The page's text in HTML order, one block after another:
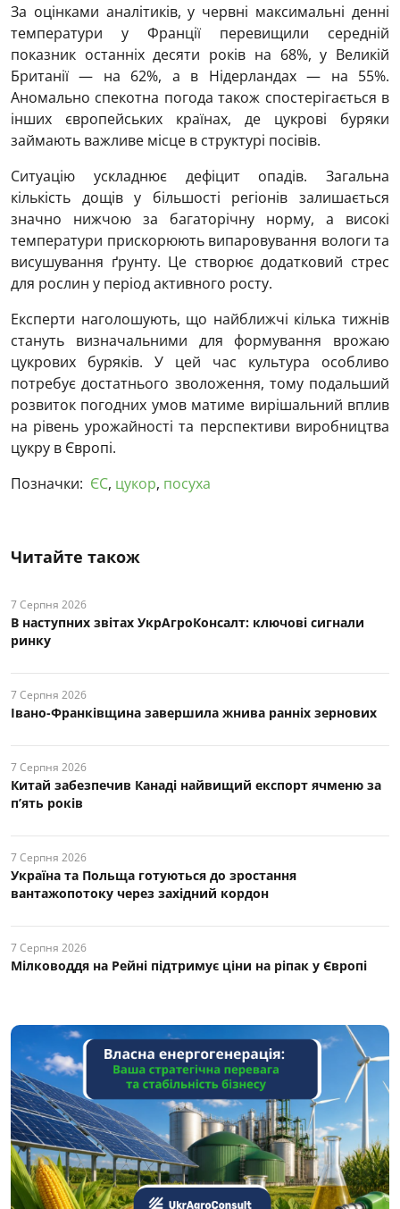
За оцінками аналітиків, у червні максимальні денні
температури у Франції перевищили середній
показник останніх десяти років на 68%, у Великій
Британії — на 62%, а в Нідерландах — на 55%.
Аномально спекотна погода також спостерігається в
інших європейських країнах, де цукрові буряки
займають важливе місце в структурі посівів.
Ситуацію ускладнює дефіцит опадів. Загальна
кількість дощів у більшості регіонів залишається
значно нижчою за багаторічну норму, а високі
температури прискорюють випаровування вологи та
висушування ґрунту. Це створює додатковий стрес
для рослин у період активного росту.
Експерти наголошують, що найближчі кілька тижнів
стануть визначальними для формування врожаю
цукрових буряків. У цей час культура особливо
потребує достатнього зволоження, тому подальший
розвиток погодних умов матиме вирішальний вплив
на рівень урожайності та перспективи виробництва
цукру в Європі.
Позначки: ЄС, цукор, посуха
Читайте також
7 Серпня 2026
В наступних звітах УкрАгроКонсалт: ключові cигнали
ринку
7 Серпня 2026
Івано-Франківщина завершила жнива ранніх зернових
7 Серпня 2026
Китай забезпечив Канаді найвищий експорт ячменю за
п’ять років
7 Серпня 2026
Україна та Польща готуються до зростання
вантажопотоку через західний кордон
7 Серпня 2026
Мілководдя на Рейні підтримує ціни на ріпак у Європі